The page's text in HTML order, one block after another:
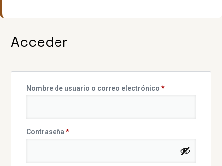
Acceder
Nombre de usuario o correo electrónico*
Contraseña*